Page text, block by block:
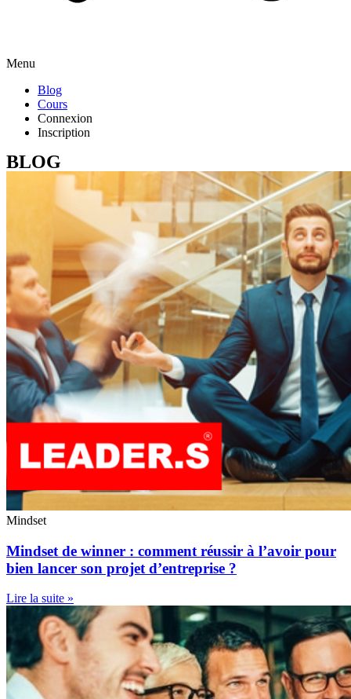
Menu
Blog
Cours
Connexion
Inscription
BLOG
Mindset
Mindset de winner : comment réussir à l’avoir pour
bien lancer son projet d’entreprise ?
Lire la suite »